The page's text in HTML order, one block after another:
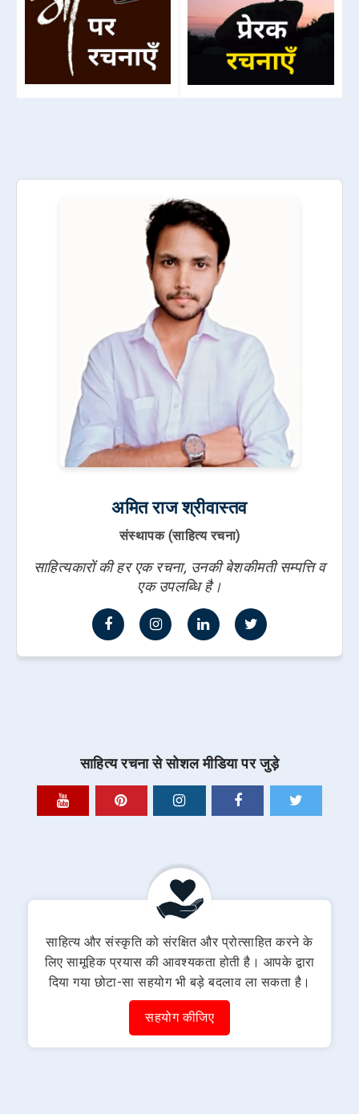
अमित राज श्रीवास्तव
संस्थापक (साहित्य रचना)
साहित्यकारों की हर एक रचना, उनकी बेशकीमती सम्पत्ति व
एक उपलब्धि है।
साहित्य रचना से सोशल मीडिया पर जुड़े
साहित्य और संस्कृति को संरक्षित और प्रोत्साहित करने के
लिए सामूहिक प्रयास की आवश्यकता होती है। आपके द्वारा
दिया गया छोटा-सा सहयोग भी बड़े बदलाव ला सकता है।
सहयोग कीजिए